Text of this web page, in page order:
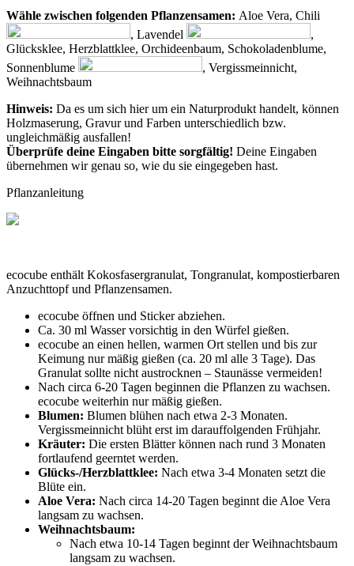
Wähle zwischen folgenden Pflanzensamen: Aloe Vera, Chili
, Lavendel
,
Glücksklee, Herzblattklee, Orchideenbaum, Schokoladenblume,
Sonnenblume
, Vergissmeinnicht,
Weihnachtsbaum
Hinweis: Da es um sich hier um ein Naturprodukt handelt, können
Holzmaserung, Gravur und Farben unterschiedlich bzw.
ungleichmäßig ausfallen!
Überprüfe deine Eingaben bitte sorgfältig! Deine Eingaben
übernehmen wir genau so, wie du sie eingegeben hast.
Pflanzanleitung
ecocube enthält Kokosfasergranulat, Tongranulat, kompostierbaren
Anzuchttopf und Pflanzensamen.
ecocube öffnen und Sticker abziehen.
Ca. 30 ml Wasser vorsichtig in den Würfel gießen.
ecocube an einen hellen, warmen Ort stellen und bis zur
Keimung nur mäßig gießen (ca. 20 ml alle 3 Tage). Das
Granulat sollte nicht austrocknen – Staunässe vermeiden!
Nach circa 6-20 Tagen beginnen die Pflanzen zu wachsen.
ecocube weiterhin nur mäßig gießen.
Blumen: Blumen blühen nach etwa 2-3 Monaten.
Vergissmeinnicht blüht erst im darauffolgenden Frühjahr.
Kräuter: Die ersten Blätter können nach rund 3 Monaten
fortlaufend geerntet werden.
Glücks-/Herzblattklee: Nach etwa 3-4 Monaten setzt die
Blüte ein.
Aloe Vera: Nach circa 14-20 Tagen beginnt die Aloe Vera
langsam zu wachsen.
Weihnachtsbaum:
Nach etwa 10-14 Tagen beginnt der Weihnachtsbaum
langsam zu wachsen.